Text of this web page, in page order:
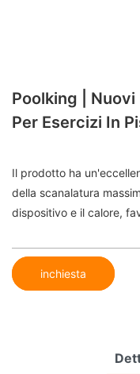
Poolking |
Per Esercizi In
Il prodotto ha
della scanalatura
dispositivo e il calore,
inchiesta